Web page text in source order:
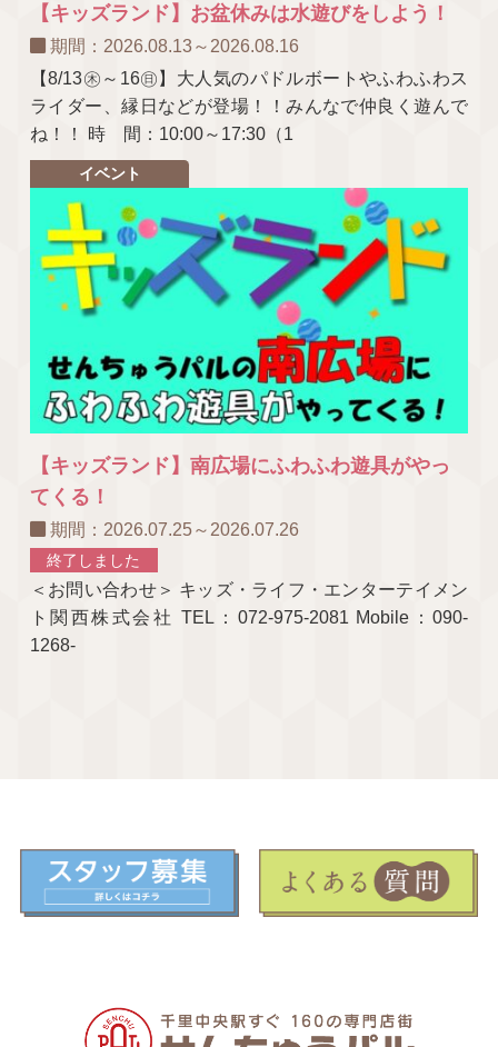
【キッズランド】お盆休みは水遊びをしよう！
期間：2026.08.13～2026.08.16
【8/13㊍～16㊐】大人気のパドルボートやふわふわス
ライダー、縁日などが登場！！みんなで仲良く遊んで
ね！！ 時 間：10:00～17:30（1
イベント
【キッズランド】南広場にふわふわ遊具がやっ
てくる！
期間：2026.07.25～2026.07.26
終了しました
＜お問い合わせ＞ キッズ・ライフ・エンターテイメン
ト関西株式会社 TEL：072-975-2081 Mobile：090-
1268-